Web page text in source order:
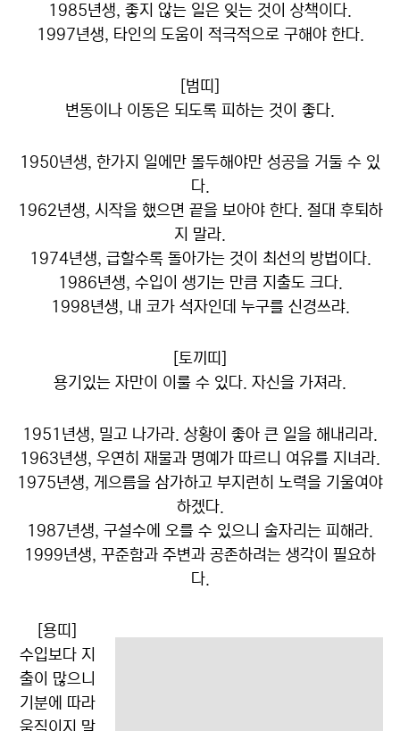
1985년생, 좋지 않는 일은 잊는 것이 상책이다.
1997년생, 타인의 도움이 적극적으로 구해야 한다.
[범띠]
변동이나 이동은 되도록 피하는 것이 좋다.
1950년생, 한가지 일에만 몰두해야만 성공을 거둘 수 있
다.
1962년생, 시작을 했으면 끝을 보아야 한다. 절대 후퇴하
지 말라.
1974년생, 급할수록 돌아가는 것이 최선의 방법이다.
1986년생, 수입이 생기는 만큼 지출도 크다.
1998년생, 내 코가 석자인데 누구를 신경쓰랴.
[토끼띠]
용기있는 자만이 이룰 수 있다. 자신을 가져라.
1951년생, 밀고 나가라. 상황이 좋아 큰 일을 해내리라.
1963년생, 우연히 재물과 명예가 따르니 여유를 지녀라.
1975년생, 게으름을 삼가하고 부지런히 노력을 기울여야
하겠다.
1987년생, 구설수에 오를 수 있으니 술자리는 피해라.
1999년생, 꾸준함과 주변과 공존하려는 생각이 필요하
다.
[용띠]
수입보다 지
출이 많으니
기분에 따라
움직이지 말